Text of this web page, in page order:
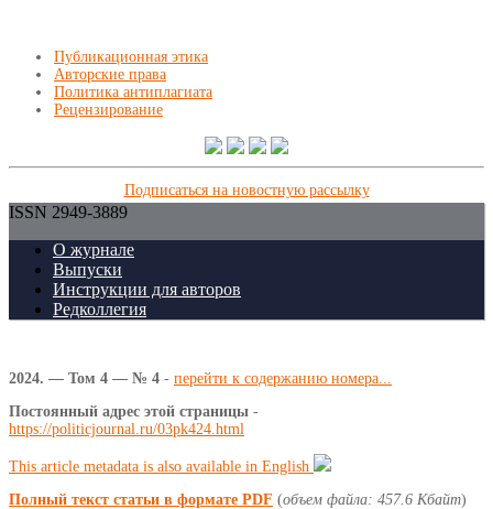
Публикационная этика
Авторские права
Политика антиплагиата
Рецензирование
Подписаться на новостную рассылку
ISSN 2949-3889
О журнале
Выпуски
Инструкции для авторов
Редколлегия
2024. — Том 4 — № 4 - перейти к содержанию номера...
Постоянный адрес этой страницы -
https://politicjournal.ru/03pk424.html
This article metadata is also available in English
Полный текст статьи в формате PDF (объем файла: 457.6 Кбайт)